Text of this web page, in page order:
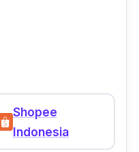
Shopee
Indonesia